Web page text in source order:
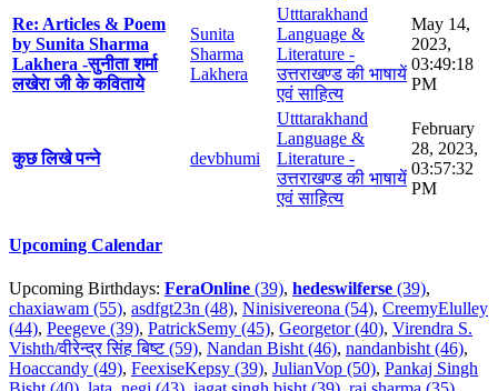
Re: Articles & Poem
by Sunita Sharma
Lakhera -सुनीता शर्मा
लखेरा जी के कविताये
Sunita
Sharma
Lakhera
Utttarakhand
Language &
Literature -
उत्तराखण्ड की भाषायें
एवं साहित्य
May 14,
2023,
03:49:18
PM
कुछ लिखे पन्ने devbhumi
Utttarakhand
Language &
Literature -
उत्तराखण्ड की भाषायें
एवं साहित्य
February
28, 2023,
03:57:32
PM
Upcoming Calendar
Upcoming Birthdays: FeraOnline (39), hedeswilferse (39),
chaxiawam (55), asdfgt23n (48), Ninisivereona (54), CreemyElulley
(44), Peegeve (39), PatrickSemy (45), Georgetor (40), Virendra S.
Vishth/वीरेन्द्र सिंह बिष्ट (59), Nandan Bisht (46), nandanbisht (46),
Hoaccandy (49), FeexiseKepsy (39), JulianVop (50), Pankaj Singh